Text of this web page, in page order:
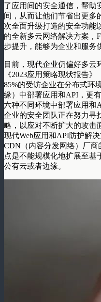
了应用间的安全通信，帮助
间，从而让他们节省出更多
次全面升级打造的安全功能
的全新多云网络解决方案，
步提升，能够为企业和服务
目前，现代企业仍偏好多云
《2023应用策略现状报告》
85%的受访企业在分布式环
缘）中部署应用和API，更
六种不同环境中部署应用和
企业的安全团队正在努力寻
略，以应对不断扩大的攻击
现代Web应用和API防护解
CDN（内容分发网络）厂
点是不能规模化地扩展至基
公有云或者边缘。